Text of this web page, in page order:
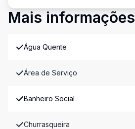
Mais informações
Água Quente
Área de Serviço
Banheiro Social
Churrasqueira